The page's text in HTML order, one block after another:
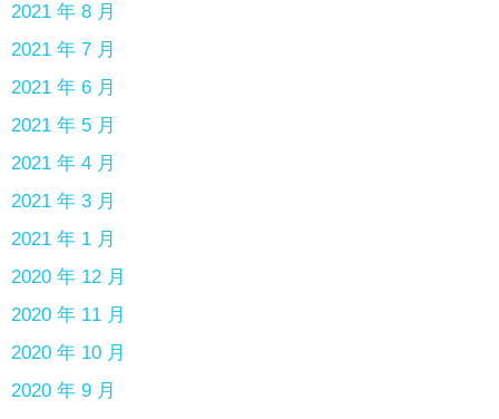
2021 年 8 月
2021 年 7 月
2021 年 6 月
2021 年 5 月
2021 年 4 月
2021 年 3 月
2021 年 1 月
2020 年 12 月
2020 年 11 月
2020 年 10 月
2020 年 9 月